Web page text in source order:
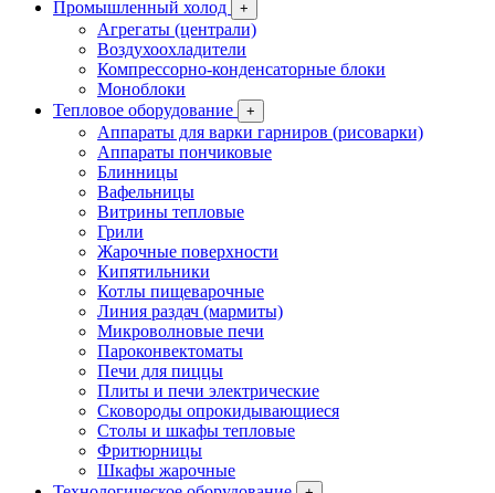
Промышленный холод
+
Агрегаты (централи)
Воздухоохладители
Компрессорно-конденсаторные блоки
Моноблоки
Тепловое оборудование
+
Аппараты для варки гарниров (рисоварки)
Аппараты пончиковые
Блинницы
Вафельницы
Витрины тепловые
Грили
Жарочные поверхности
Кипятильники
Котлы пищеварочные
Линия раздач (мармиты)
Микроволновые печи
Пароконвектоматы
Печи для пиццы
Плиты и печи электрические
Сковороды опрокидывающиеся
Столы и шкафы тепловые
Фритюрницы
Шкафы жарочные